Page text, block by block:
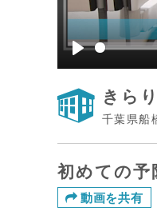
Play
きら
千葉県船
初めての予
動画を共有